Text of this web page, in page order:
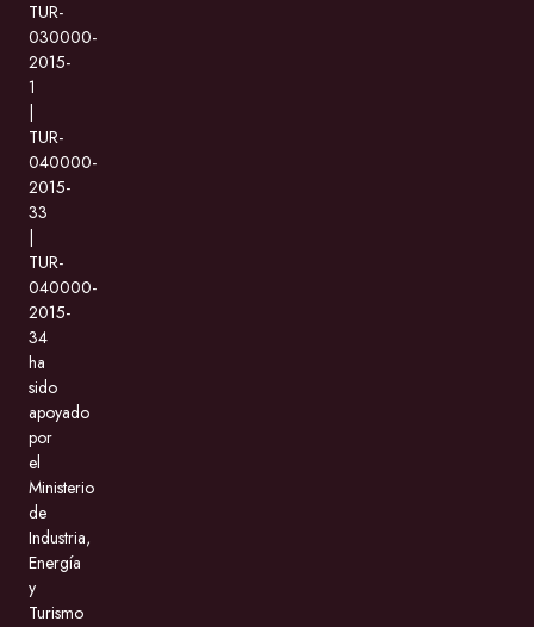
TUR-
030000-
2015-
1
TUR-
040000-
2015-
33
TUR-
040000-
2015-
34
ha
sido
apoyado
por
el
Ministerio
de
Industria,
Energía
y
Turismo